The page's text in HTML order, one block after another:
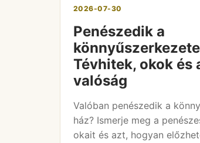
2026-07-30
Penészedik a
Tévhitek, okok és
valóság
Valóban penészedik a
ház? Ismerje meg a
okait és azt, hogyan